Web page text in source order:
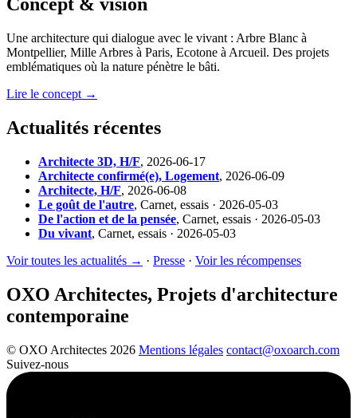
Concept & vision
Une architecture qui dialogue avec le vivant : Arbre Blanc à
Montpellier, Mille Arbres à Paris, Ecotone à Arcueil. Des projets
emblématiques où la nature pénètre le bâti.
Lire le concept →
Actualités récentes
Architecte 3D, H/F, 2026-06-17
Architecte confirmé(e), Logement, 2026-06-09
Architecte, H/F, 2026-06-08
Le goût de l'autre, Carnet, essais · 2026-05-03
De l'action et de la pensée, Carnet, essais · 2026-05-03
Du vivant, Carnet, essais · 2026-05-03
Voir toutes les actualités → · Presse · Voir les récompenses
OXO Architectes, Projets d'architecture
contemporaine
© OXO Architectes 2026 Mentions légales contact@oxoarch.com
Suivez-nous